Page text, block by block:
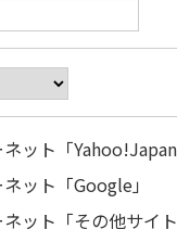
ット「Yahoo!Japan
ット「Google」
ット「その他サイト